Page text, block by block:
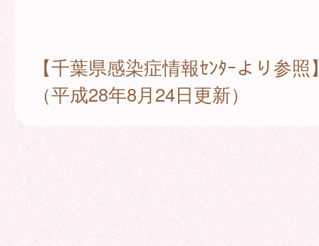
【千葉県感染症情報ｾﾝﾀｰより参照
（平成28年8月24日更新）